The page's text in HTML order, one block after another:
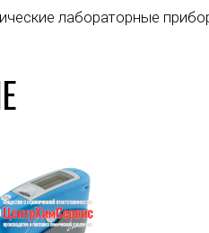
лабораторные